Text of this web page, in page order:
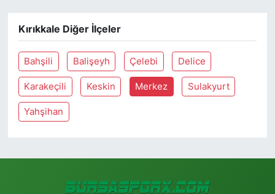
Kırıkkale Diğer İlçeler
Bahşili Balişeyh Çelebi Delice
Karakeçili Keskin Merkez Sulakyurt
Yahşihan